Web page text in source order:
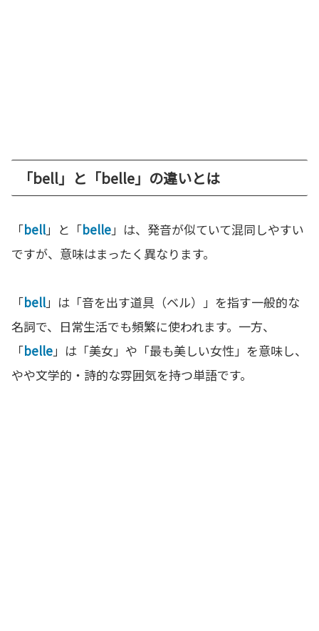
「bell」と「belle」の違いとは
「bell」と「belle」は、発音が似ていて混同しやすい
ですが、意味はまったく異なります。
「bell」は「音を出す道具（ベル）」を指す一般的な
名詞で、日常生活でも頻繁に使われます。一方、
「belle」は「美女」や「最も美しい女性」を意味し、
やや文学的・詩的な雰囲気を持つ単語です。